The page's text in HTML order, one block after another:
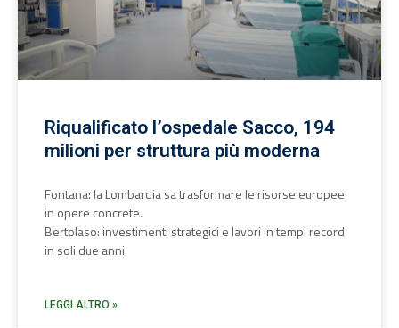
Riqualificato l’ospedale Sacco, 194
milioni per struttura più moderna
Fontana: la Lombardia sa trasformare le risorse europee
in opere concrete.
Bertolaso: investimenti strategici e lavori in tempi record
in soli due anni.
LEGGI ALTRO »